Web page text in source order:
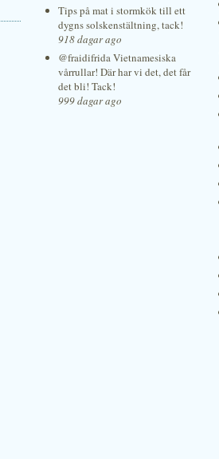
Tips på mat i stormkök till ett
dygns solskenstältning, tack!
918 dagar ago
@fraidifrida Vietnamesiska
vårrullar! Där har vi det, det får
det bli! Tack!
999 dagar ago